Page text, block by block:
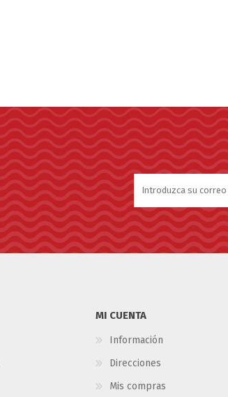
MI CUENTA
Información
Direcciones
Mis compras